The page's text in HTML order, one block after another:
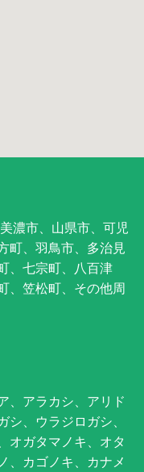
濃市、山県市、可児
町、羽鳥市、多治見
、七宗町、八百津
、笠松町、その他周
、アラカシ、アリド
、ウラジロガシ、
オガタマノキ、オタ
、カゴノキ、カナメ